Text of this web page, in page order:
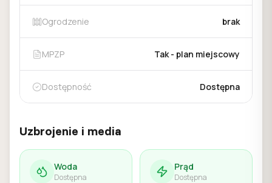
Ogrodzenie brak
MPZP Tak - plan miejscowy
Dostępność Dostępna
Uzbrojenie i media
Woda
Dostępna
Prąd
Dostępna